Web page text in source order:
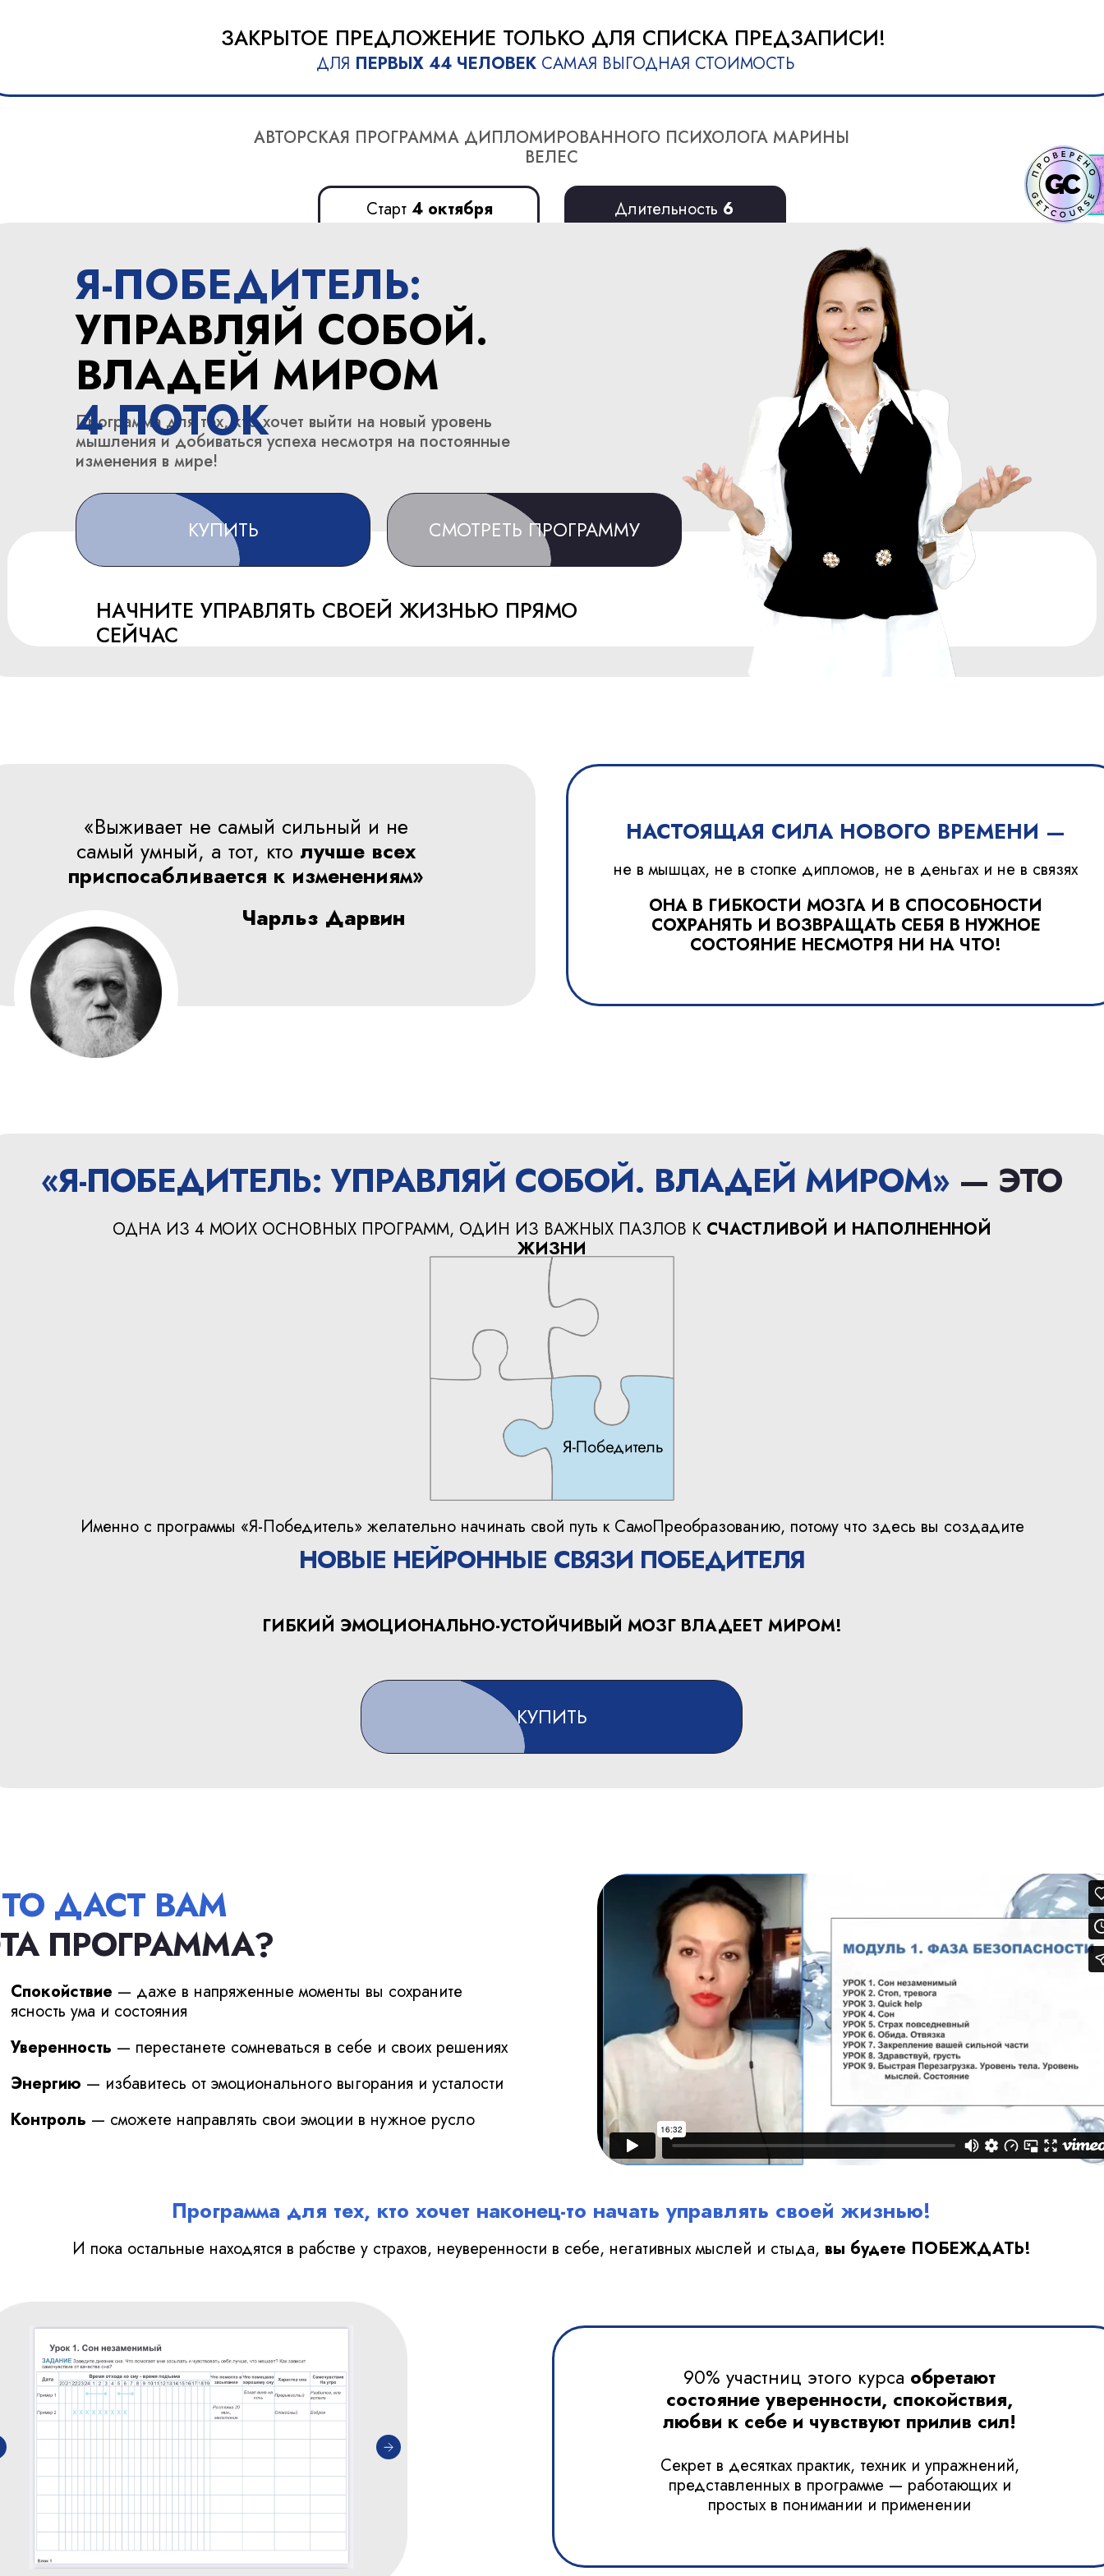
Старт 4 октября Длительность 6
недель
АВТОРСКАЯ ПРОГРАММА ДИПЛОМИРОВАННОГО ПСИХОЛОГА МАРИНЫ
ВЕЛЕС
Программа для тех, кто хочет выйти на новый уровень
мышления и добиваться успеха несмотря на постоянные
изменения в мире!
НАЧНИТЕ УПРАВЛЯТЬ СВОЕЙ ЖИЗНЬЮ ПРЯМО
СЕЙЧАС
КУПИТЬ
ЗАКРЫТОЕ ПРЕДЛОЖЕНИЕ ТОЛЬКО ДЛЯ СПИСКА ПРЕДЗАПИСИ!
Я-ПОБЕДИТЕЛЬ:
УПРАВЛЯЙ СОБОЙ.
ВЛАДЕЙ МИРОМ
4 ПОТОК
СМОТРЕТЬ ПРОГРАММУ
ДЛЯ ПЕРВЫХ 44 ЧЕЛОВЕК САМАЯ ВЫГОДНАЯ СТОИМОСТЬ
«Выживает не самый сильный и не
самый умный, а тот, кто лучше всех
приспосабливается к изменениям»
Чарльз Дарвин
не в мышцах, не в стопке дипломов, не в деньгах и не в связях
ОНА В ГИБКОСТИ МОЗГА И В СПОСОБНОСТИ
СОХРАНЯТЬ И ВОЗВРАЩАТЬ СЕБЯ В НУЖНОЕ
СОСТОЯНИЕ НЕСМОТРЯ НИ НА ЧТО!
НАСТОЯЩАЯ СИЛА НОВОГО ВРЕМЕНИ —
«Я-ПОБЕДИТЕЛЬ: УПРАВЛЯЙ СОБОЙ. ВЛАДЕЙ МИРОМ» — ЭТО
ОДНА ИЗ 4 МОИХ ОСНОВНЫХ ПРОГРАММ, ОДИН ИЗ ВАЖНЫХ ПАЗЛОВ К СЧАСТЛИВОЙ И НАПОЛНЕННОЙ
ЖИЗНИ
Именно с программы «Я-Победитель» желательно начинать свой путь к СамоПреобразованию, потому что здесь вы создадите
НОВЫЕ НЕЙРОННЫЕ СВЯЗИ ПОБЕДИТЕЛЯ
ГИБКИЙ ЭМОЦИОНАЛЬНО-УСТОЙЧИВЫЙ МОЗГ ВЛАДЕЕТ МИРОМ!
КУПИТЬ
ДАСТ ВАМ
ПРОГРАММА?
Программа для тех, кто хочет наконец-то начать управлять своей жизнью!
И пока остальные находятся в рабстве у страхов, неуверенности в себе, негативных мыслей и стыда, вы будете ПОБЕЖДАТЬ!
Спокойствие — даже в напряженные моменты вы сохраните
ясность ума и состояния
Уверенность — перестанете сомневаться в себе и своих решениях
Энергию — избавитесь от эмоционального выгорания и усталости
Контроль — сможете направлять свои эмоции в нужное русло
90% участниц этого курса обретают
состояние уверенности, спокойствия,
любви к себе и чувствуют прилив сил!
Секрет в десятках практик, техник и упражнений,
представленных в программе — работающих и
простых в понимании и применении